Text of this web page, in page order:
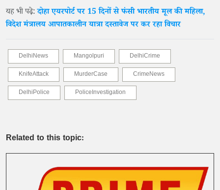
यह भी पढ़े:दोहा एयरपोर्ट पर 15 दिनों से फंसी भारतीय मूल की महिला,
विदेश मंत्रालय आपातकालीन यात्रा दस्तावेज पर कर रहा विचार
DelhiNews Mangolpuri
DelhiCrime
KnifeAttack
MurderCase
CrimeNews
DelhiPolice
PoliceInvestigation
Related to this topic: